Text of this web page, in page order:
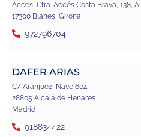
Accés, Ctra. Accés Costa Brava, 138, A,
17300 Blanes, Girona
972796704
DAFER ARIAS
C/ Aranjuez, Nave 604
28805 Alcalá de Henares
Madrid
918834422